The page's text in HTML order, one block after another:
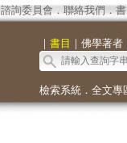
諮詢委員會． 聯絡我們 ．
｜ 書目 ｜ 佛學著者
檢索系統． 全文專